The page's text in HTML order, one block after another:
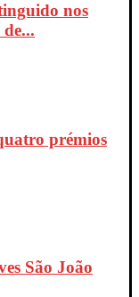
nos
prémios
São João